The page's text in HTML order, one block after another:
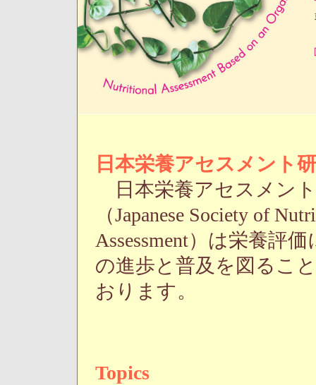
日本栄養アセスメント
日本栄養アセスメン
（Japanese Society of
Assessment）は栄養評
の進歩と普及を図るこ
おります。
Topics